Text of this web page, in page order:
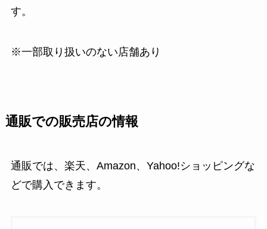
す。
※一部取り扱いのない店舗あり
通販での販売店の情報
通販では、楽天、Amazon、Yahoo!ショッピングな
どで購入できます。